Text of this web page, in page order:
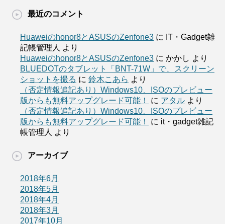
最近のコメント
Huaweiのhonor8とASUSのZenfone3 に IT・Gadget雑
記帳管理人 より
Huaweiのhonor8とASUSのZenfone3 に かかし より
BLUEDOTのタブレット「BNT-71W」で、スクリーン
ショットを撮る に 鈴木こあら より
（否定情報追記あり）Windows10、ISOのプレビュー
版からも無料アップグレード可能！
に アタル より
（否定情報追記あり）Windows10、ISOのプレビュー
版からも無料アップグレード可能！
に it・gadget雑記
帳管理人 より
アーカイブ
2018年6月
2018年5月
2018年4月
2018年3月
2017年10月